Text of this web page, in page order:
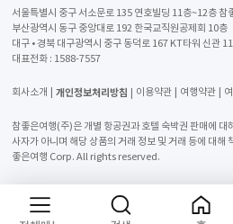
서울특별시 중구 서소문로 135 연호빌딩 11층~12층 참
부산광역시 동구 중앙대로 192 한국교직원공제회 10층
대구 • 경북 대구광역시 중구 동덕로 167 KT타워 신관
대표전화 : 1588-7557
회사소개 개인정보처리방침 이용약관 여행약관
참좋은여행(주)은 개별 항공권과 호텔 숙박권 판매에
사자가 아니며 해당 상품의 거래 정보 및 거래 등에 대
좋은여행 Corp. All rights reserved.